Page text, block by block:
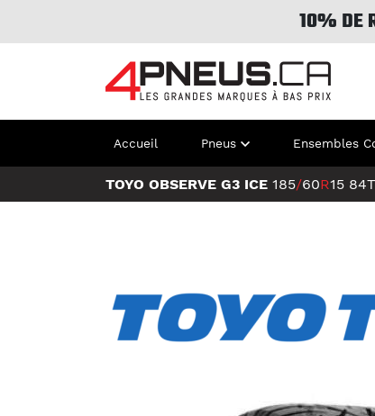
10% DE
Accueil Pneus Ensembles
TOYO OBSERVE G3 ICE 185/60R15 84T